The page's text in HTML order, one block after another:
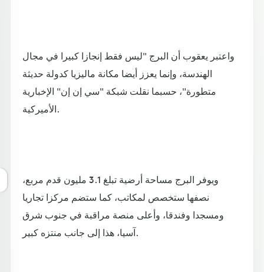
واعتبر يعقوب أن البرج "ليس فقط إنجازا كبيرا في مجال
الهندسة، وإنما يعزز أيضا مكانة ماليزيا كدولة حديثة
متطورة"، حسبما نقلت شبكة "سي إن إن" الإخبارية
الأميركية.
ويوفر البرج مساحة أرضية تبلغ 3.1 مليون قدم مربع،
نصفها ستخصص لمكاتب، كما ستضم مركزا تجاريا
ومسجدا وفندقا، وأعلى منصة مراقبة في جنوب شرق
آسيا، هذا إلى جانب منتزه كبير.